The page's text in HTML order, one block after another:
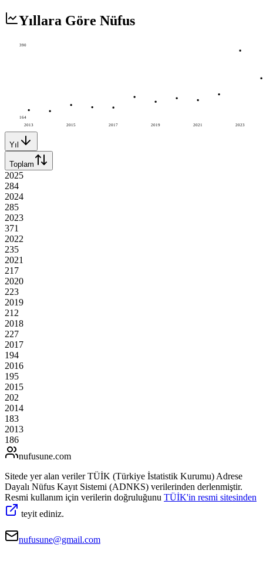
Yıllara Göre Nüfus
2013 2015 2017 2019 2021 2023
390
164
Yıl
Toplam
2025
284
2024
285
2023
371
2022
235
2021
217
2020
223
2019
212
2018
227
2017
194
2016
195
2015
202
2014
183
2013
186
nufusune.com
Sitede yer alan veriler TÜİK (Türkiye İstatistik Kurumu) Adrese
Dayalı Nüfus Kayıt Sistemi (ADNKS) verilerinden derlenmiştir.
Resmi kullanım için verilerin doğruluğunu TÜİK'in resmi sitesinden
teyit ediniz.
nufusune@gmail.com